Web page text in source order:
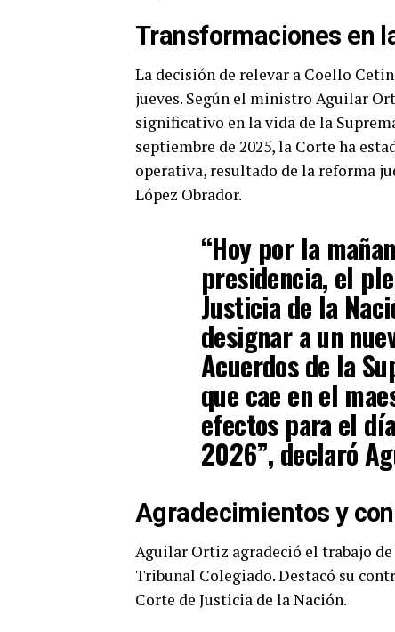
Transformaciones en
La decisión de relevar a Coello
jueves. Según el ministro Aguilar
significativo en la vida de la
septiembre de 2025, la Corte ha
operativa, resultado de la reforma
López Obrador.
“Hoy por la
presidencia, el
Justicia de la
designar a un
Acuerdos de la
que cae en el
efectos para el
2026”, declaró
Agradecimientos y
Aguilar Ortiz agradeció el trabajo
Tribunal Colegiado. Destacó su
Corte de Justicia de la Nación.